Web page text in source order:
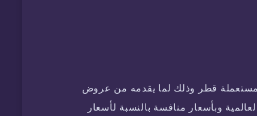
قطر وذلك لما يقدمه من عروض
وبأسعار منافسة بالنسبة لأسعار